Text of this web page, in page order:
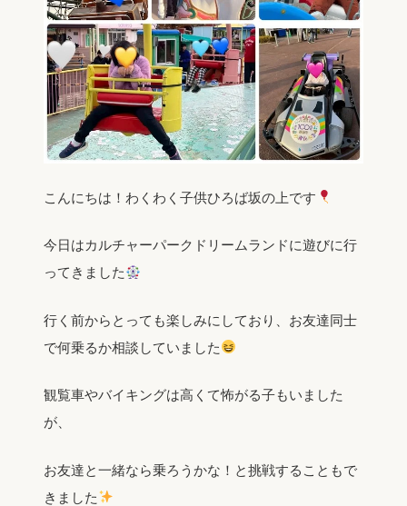
こんにちは！わくわく子供ひろば坂の上です
今日はカルチャーパークドリームランドに遊びに行
ってきました
行く前からとっても楽しみにしており、お友達同士
で何乗るか相談していました
観覧車やバイキングは高くて怖がる子もいました
が、
お友達と一緒なら乗ろうかな！と挑戦することもで
きました